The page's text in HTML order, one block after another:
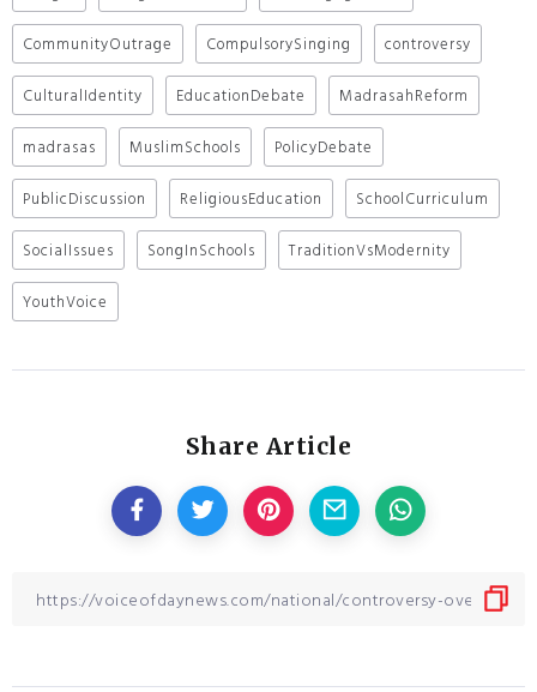
CommunityOutrage CompulsorySinging controversy
CulturalIdentity EducationDebate MadrasahReform
madrasas MuslimSchools PolicyDebate
PublicDiscussion ReligiousEducation SchoolCurriculum
SocialIssues SongInSchools TraditionVsModernity
YouthVoice
Share Article